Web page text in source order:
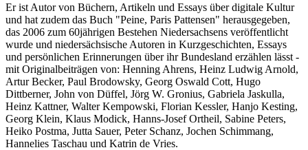
Er ist Autor von Büchern, Artikeln und Essays über digitale Kultur
und hat zudem das Buch "Peine, Paris Pattensen" herausgegeben,
das 2006 zum 60jährigen Bestehen Niedersachsens veröffentlicht
wurde und niedersächsische Autoren in Kurzgeschichten, Essays
und persönlichen Erinnerungen über ihr Bundesland erzählen lässt -
mit Originalbeiträgen von: Henning Ahrens, Heinz Ludwig Arnold,
Artur Becker, Paul Brodowsky, Georg Oswald Cott, Hugo
Dittberner, John von Düffel, Jörg W. Gronius, Gabriela Jaskulla,
Heinz Kattner, Walter Kempowski, Florian Kessler, Hanjo Kesting,
Georg Klein, Klaus Modick, Hanns-Josef Ortheil, Sabine Peters,
Heiko Postma, Jutta Sauer, Peter Schanz, Jochen Schimmang,
Hannelies Taschau und Katrin de Vries.